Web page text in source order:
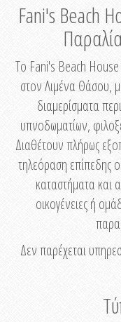
Fani's Beach
Το Fani's Beach
στον Λιμένα Θάσου,
διαμερίσματα
υπνοδωματίων,
Διαθέτουν πλήρως
τηλεόραση επίπεδης
καταστήματα και
οικογένειες ή
Δεν παρέχεται